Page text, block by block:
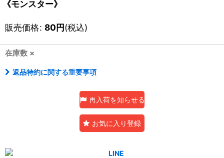
《モンスター》
販売価格: 80円(税込)
在庫数 ×
返品特約に関する重要事項
再入荷を知らせる
お気に入り登録